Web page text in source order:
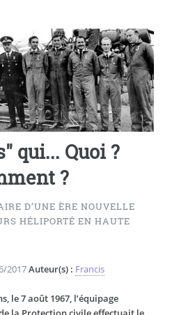
qui... Quoi ?
?
D’UNE ÈRE NOUVELLE
HÉLIPORTÉ EN HAUTE
2017Auteur(s) : Francis
le 7 août 1967, l’équipage